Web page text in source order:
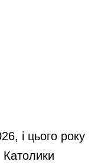
і цього року
Католики